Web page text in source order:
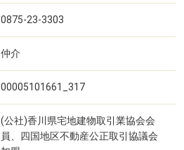
0875-23-3303
仲介
00005101661_317
(公社)香川県宅地建物取引業協会会
員、四国地区不動産公正取引協議会